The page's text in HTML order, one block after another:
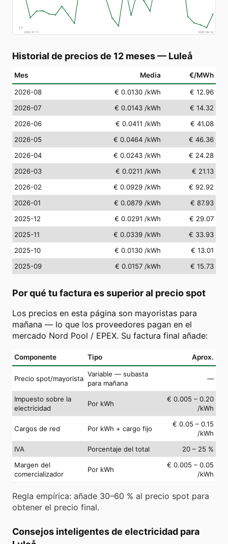
€3
2026-07-11
2026-08-10
Historial de precios de 12 meses— Luleå
Mes Media €/MWh
2026-08 € 0.0130 /kWh
€ 12.96
2026-07
€ 0.0143 /kWh
€ 14.32
2026-06
€ 0.0411 /kWh
€ 41.08
2026-05
€ 0.0464 /kWh
€ 46.36
2026-04
€ 0.0243 /kWh
€ 24.28
2026-03
€ 0.0211 /kWh
€ 21.13
2026-02
€ 0.0929 /kWh
€ 92.92
2026-01
€ 0.0879 /kWh
€ 87.93
2025-12
€ 0.0291 /kWh
€ 29.07
2025-11
€ 0.0339 /kWh
€ 33.93
2025-10
€ 0.0130 /kWh
€ 13.01
2025-09
€ 0.0157 /kWh € 15.73
Por qué tu factura es superior al precio spot
Los precios en esta página son mayoristas para
mañana — lo que los proveedores pagan en el
mercado Nord Pool / EPEX. Su factura final añade:
Componente Tipo Aprox.
Precio spot/mayorista
Variable — subasta
para mañana
—
Impuesto sobre la
electricidad
Por kWh
€ 0.005 – 0.20
/kWh
Cargos de red Por kWh + cargo fijo
€ 0.05 – 0.15
/kWh
IVA
Porcentaje del total
20 – 25 %
Margen del
comercializador
Por kWh
€ 0.005 – 0.05
/kWh
Regla empírica: añade 30–60 % al precio spot para
obtener el precio final.
Consejos inteligentes de electricidad para